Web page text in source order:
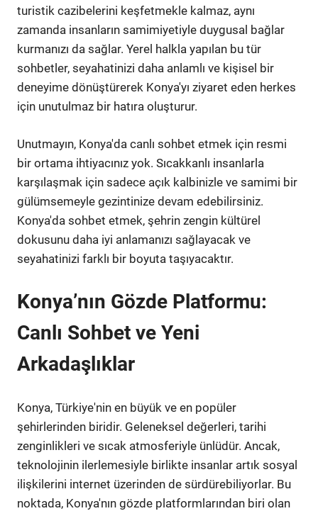
turistik cazibelerini keşfetmekle kalmaz, aynı
zamanda insanların samimiyetiyle duygusal bağlar
kurmanızı da sağlar. Yerel halkla yapılan bu tür
sohbetler, seyahatinizi daha anlamlı ve kişisel bir
deneyime dönüştürerek Konya'yı ziyaret eden herkes
için unutulmaz bir hatıra oluşturur.
Unutmayın, Konya'da canlı sohbet etmek için resmi
bir ortama ihtiyacınız yok. Sıcakkanlı insanlarla
karşılaşmak için sadece açık kalbinizle ve samimi bir
gülümsemeyle gezintinize devam edebilirsiniz.
Konya'da sohbet etmek, şehrin zengin kültürel
dokusunu daha iyi anlamanızı sağlayacak ve
seyahatinizi farklı bir boyuta taşıyacaktır.
Konya’nın Gözde Platformu:
Canlı Sohbet ve Yeni
Arkadaşlıklar
Konya, Türkiye'nin en büyük ve en popüler
şehirlerinden biridir. Geleneksel değerleri, tarihi
zenginlikleri ve sıcak atmosferiyle ünlüdür. Ancak,
teknolojinin ilerlemesiyle birlikte insanlar artık sosyal
ilişkilerini internet üzerinden de sürdürebiliyorlar. Bu
noktada, Konya'nın gözde platformlarından biri olan